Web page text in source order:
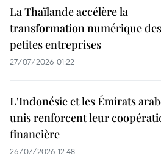
La Thaïlande accélère la
transformation numérique des
petites entreprises
27/07/2026 01:22
L'Indonésie et les Émirats
unis renforcent leur
financière
26/07/2026 12:48